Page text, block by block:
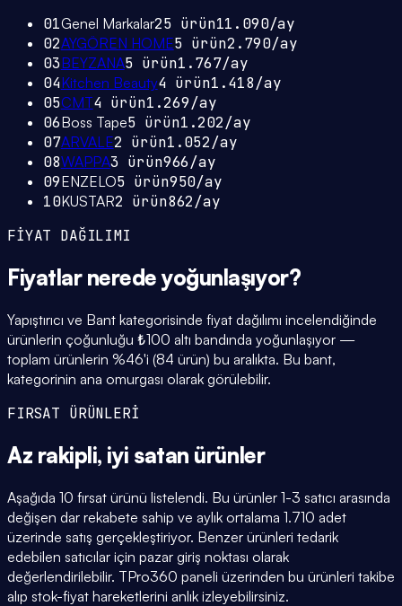
01Genel Markalar25 ürün11.090/ay
02AYGÖREN HOME5 ürün2.790/ay
03BEYZANA5 ürün1.767/ay
04Kitchen Beauty4 ürün1.418/ay
05CMT4 ürün1.269/ay
06Boss Tape5 ürün1.202/ay
07ARVALE2 ürün1.052/ay
08WAPPA3 ürün966/ay
09ENZELO5 ürün950/ay
10KUSTAR2 ürün862/ay
FİYAT DAĞILIMI
Fiyatlar nerede yoğunlaşıyor?
Yapıştırıcı ve Bant kategorisinde fiyat dağılımı incelendiğinde
ürünlerin çoğunluğu ₺100 altı bandında yoğunlaşıyor —
toplam ürünlerin %46'i (84 ürün) bu aralıkta. Bu bant,
kategorinin ana omurgası olarak görülebilir.
FIRSAT ÜRÜNLERİ
Az rakipli, iyi satan ürünler
Aşağıda 10 fırsat ürünü listelendi. Bu ürünler 1-3 satıcı arasında
değişen dar rekabete sahip ve aylık ortalama 1.710 adet
üzerinde satış gerçekleştiriyor. Benzer ürünleri tedarik
edebilen satıcılar için pazar giriş noktası olarak
değerlendirilebilir. TPro360 paneli üzerinden bu ürünleri takibe
alıp stok-fiyat hareketlerini anlık izleyebilirsiniz.